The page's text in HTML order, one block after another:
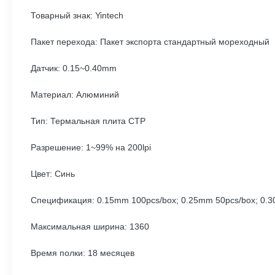
Товарный знак: Yintech
Пакет перехода: Пакет экспорта стандартный мореходный
Датчик: 0.15~0.40mm
Материал: Алюминий
Тип: Термальная плита CTP
Разрешение: 1~99% на 200lpi
Цвет: Синь
Спецификация: 0.15mm 100pcs/box; 0.25mm 50pcs/box;
Максимальная ширина: 1360
Время полки: 18 месяцев